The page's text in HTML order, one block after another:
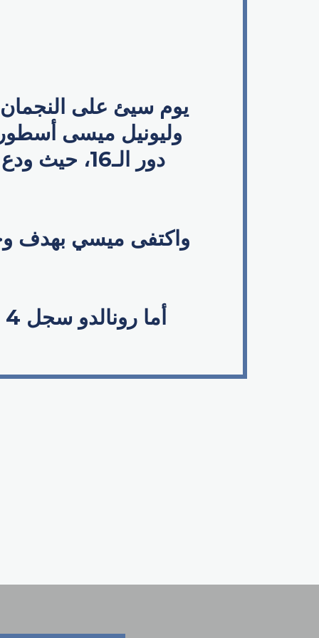
يوم سيئ على النجمان
وليونيل ميسى
واكتفى ميسي بهدف
أما رونالدو سجل 4 أهداف فى هذه النسخة من المونديال فى دور المجموعات.